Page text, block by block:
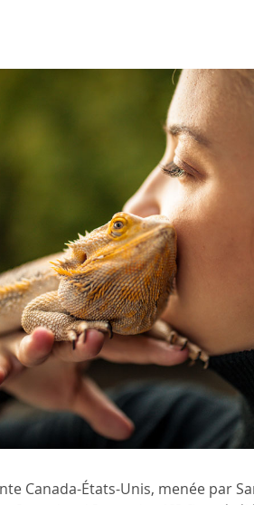
Canada-États-Unis, menée par